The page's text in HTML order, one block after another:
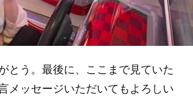
とう。最後に、ここまで見ていた
メッセージいただいてもよろしい